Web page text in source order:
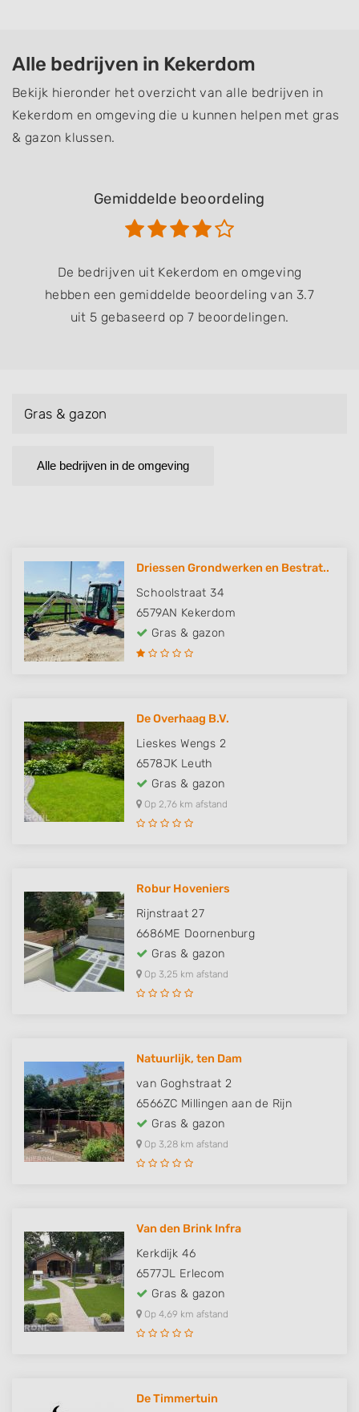
Alle bedrijven in Kekerdom
Bekijk hieronder het overzicht van alle bedrijven in
Kekerdom en omgeving die u kunnen helpen met gras
& gazon klussen.
Gemiddelde beoordeling
De bedrijven uit Kekerdom en omgeving
hebben een gemiddelde beoordeling van 3.7
uit 5 gebaseerd op 7 beoordelingen.
Gras & gazon
Alle bedrijven in de omgeving
Driessen Grondwerken en Bestrat..
Schoolstraat 34
6579AN Kekerdom
Gras & gazon
De Overhaag B.V.
Lieskes Wengs 2
6578JK Leuth
Gras & gazon
Op 2,76 km afstand
Robur Hoveniers
Rijnstraat 27
6686ME Doornenburg
Gras & gazon
Op 3,25 km afstand
Natuurlijk, ten Dam
van Goghstraat 2
6566ZC Millingen aan de Rijn
Gras & gazon
Op 3,28 km afstand
Van den Brink Infra
Kerkdijk 46
6577JL Erlecom
Gras & gazon
Op 4,69 km afstand
De Timmertuin